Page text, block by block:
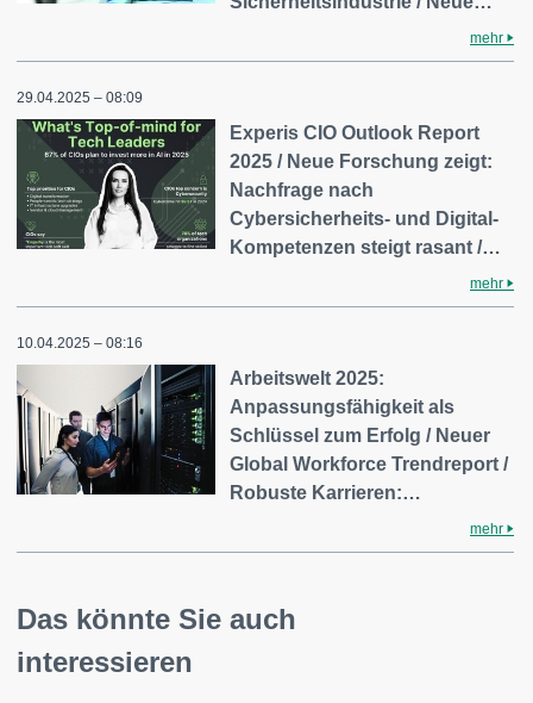
mehr
29.04.2025 – 08:09
Experis CIO Outlook Report
2025 / Neue Forschung zeigt:
Nachfrage nach
Cybersicherheits- und Digital-
Kompetenzen steigt rasant /…
mehr
10.04.2025 – 08:16
Arbeitswelt 2025:
Anpassungsfähigkeit als
Schlüssel zum Erfolg / Neuer
Global Workforce Trendreport /
Robuste Karrieren:…
mehr
Das könnte Sie auch
interessieren